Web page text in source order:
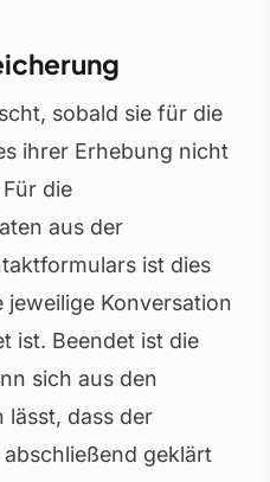
sobald sie für die
ihrer Erhebung nicht
die
aus der
ist dies
Konversation
ist. Beendet ist die
sich aus den
lässt, dass der
geklärt